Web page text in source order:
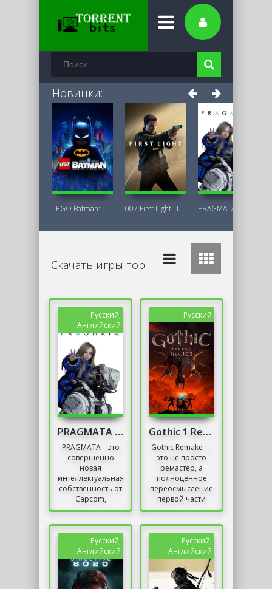
Новинки:
LEGO Batman: Legacy of the Dark Knight 007 First Light Последняя Версия
Скачать игры торрент бесплатно
Русский,
Английский
PRAGMATA Deluxe Edition
PRAGMATA – это
совершенно
новая
интеллектуальная
собственность от
Capcom,
анонсированная
консолей нового
поколения....
Русский
Gothic 1 Remake Хотфикс 1.0.3 Последняя версия
Gothic Remake —
это не просто
ремастер, а
полноценное
переосмысление
первой части
легендарной
является
сохранение духа
и...
Русский,
Английский
Русский,
Английский